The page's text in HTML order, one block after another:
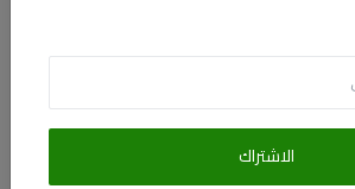
الاشتراك